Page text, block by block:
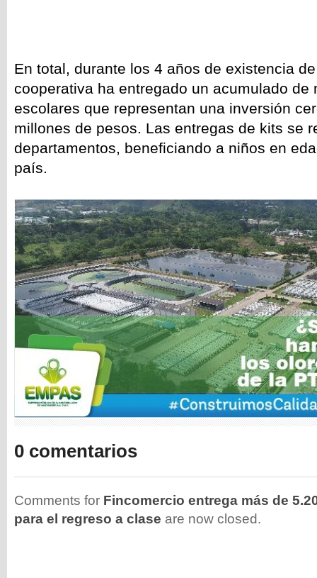
En total, durante los 4 años de existencia
cooperativa ha entregado un acumulado de
escolares que representan una inversión
millones de pesos. Las entregas de kits se
departamentos, beneficiando a niños en
país.
0 comentarios
Comments for Fincomercio entrega más de
para el regreso a clase are now closed.